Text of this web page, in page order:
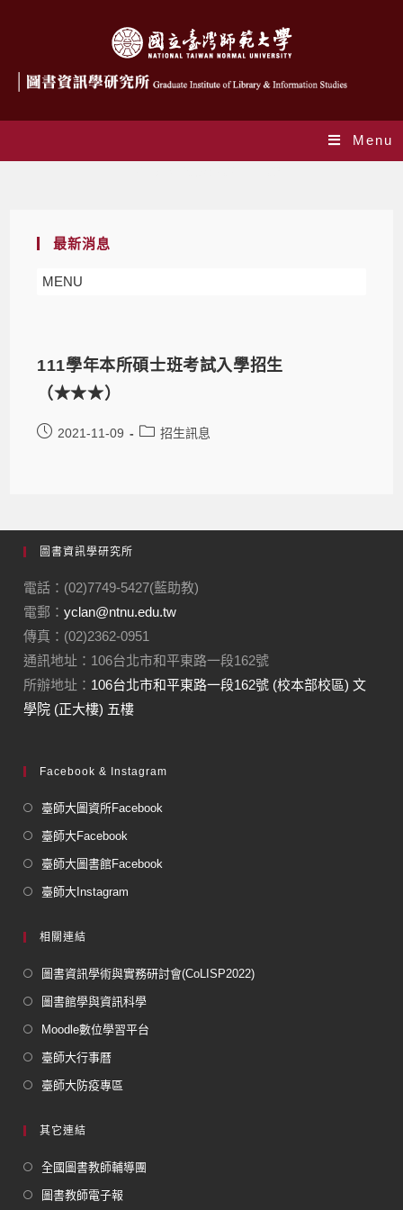
Menu
最新消息
MENU
111學年本所碩士班考試入學招生
（★★★）
2021-11-09 招生訊息
圖書資訊學研究所
電話：(02)7749-5427(藍助教)
電郵：yclan@ntnu.edu.tw
傳真：(02)2362-0951
通訊地址：106台北市和平東路一段162號
所辦地址： 106台北市和平東路一段162號 (校本部校區) 文
學院 (正大樓) 五樓
Facebook & Instagram
臺師大圖資所Facebook
臺師大Facebook
臺師大圖書館Facebook
臺師大Instagram
相關連結
圖書資訊學術與實務研討會(CoLISP2022)
圖書館學與資訊科學
Moodle數位學習平台
臺師大行事曆
臺師大防疫專區
其它連結
全國圖書教師輔導團
圖書教師電子報